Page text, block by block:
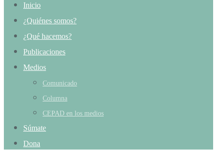
Inicio
¿Quiénes somos?
¿Qué hacemos?
Publicaciones
Medios
Comunicado
Columna
CEPAD en los medios
Súmate
Dona